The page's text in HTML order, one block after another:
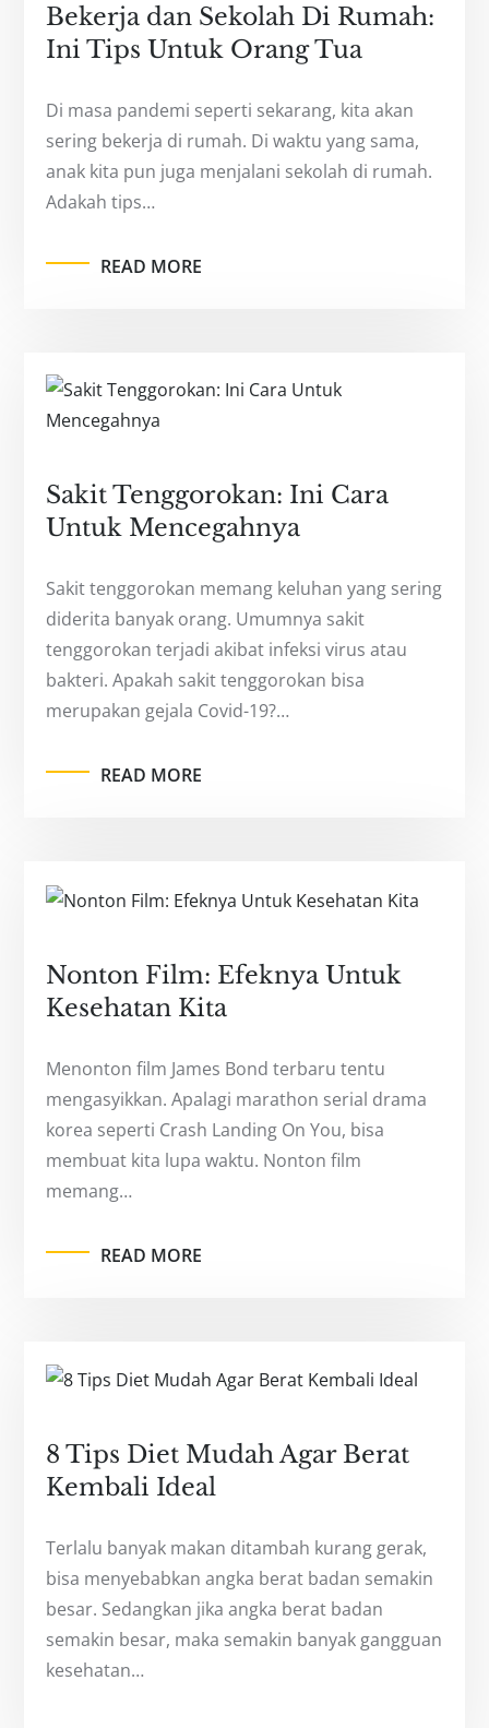
Bekerja dan Sekolah Di Rumah:
Ini Tips Untuk Orang Tua
Di masa pandemi seperti sekarang, kita akan
sering bekerja di rumah. Di waktu yang sama,
anak kita pun juga menjalani sekolah di rumah.
Adakah tips…
READ MORE
Sakit Tenggorokan: Ini Cara
Untuk Mencegahnya
Sakit tenggorokan memang keluhan yang sering
diderita banyak orang. Umumnya sakit
tenggorokan terjadi akibat infeksi virus atau
bakteri. Apakah sakit tenggorokan bisa
merupakan gejala Covid-19?…
READ MORE
Nonton Film: Efeknya Untuk
Kesehatan Kita
Menonton film James Bond terbaru tentu
mengasyikkan. Apalagi marathon serial drama
korea seperti Crash Landing On You, bisa
membuat kita lupa waktu. Nonton film
memang…
READ MORE
8 Tips Diet Mudah Agar Berat
Kembali Ideal
Terlalu banyak makan ditambah kurang gerak,
bisa menyebabkan angka berat badan semakin
besar. Sedangkan jika angka berat badan
semakin besar, maka semakin banyak gangguan
kesehatan…